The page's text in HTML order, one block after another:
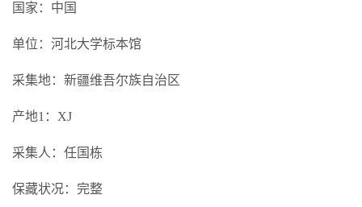
国家：中国
单位：河北大学标本馆
采集地：新疆维吾尔族自治区
产地1：XJ
采集人：任国栋
保藏状况：完整